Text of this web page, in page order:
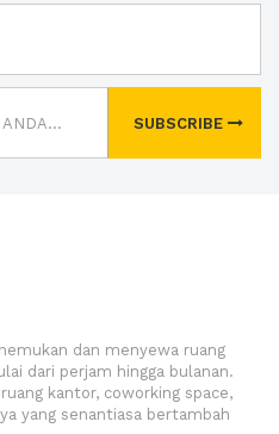
SUBSCRIBE
dan menyewa ruang
dari perjam hingga bulanan.
kantor, coworking space,
yang senantiasa bertambah